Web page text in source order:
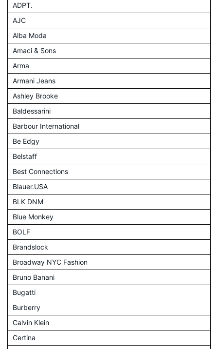
ADPT.
AJC
Alba Moda
Amaci & Sons
Arma
Armani Jeans
Ashley Brooke
Baldessarini
Barbour International
Be Edgy
Belstaff
Best Connections
Blauer.USA
BLK DNM
Blue Monkey
BOLF
Brandslock
Broadway NYC Fashion
Bruno Banani
Bugatti
Burberry
Calvin Klein
Certina